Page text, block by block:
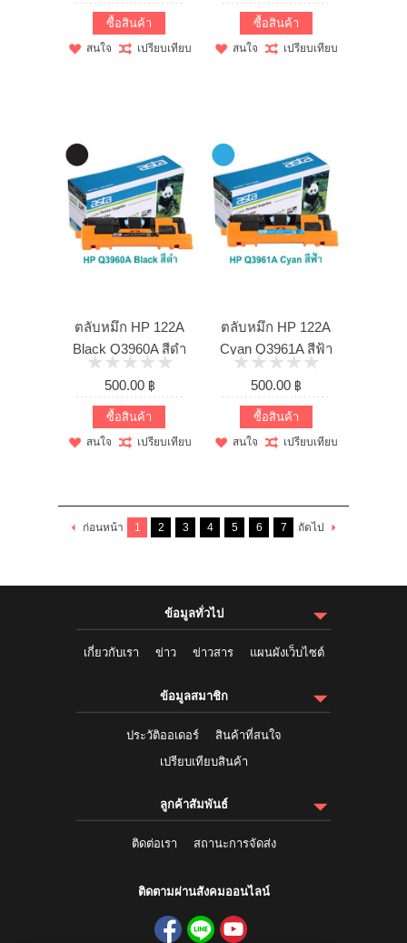
ซื้อสินค้า
สนใจ เปรียบเทียบ
ซื้อสินค้า
สนใจ เปรียบเทียบ
ตลับหมึก HP 122A
Black Q3960A สีดำ
(เทียบเท่า)
500.00 ฿
ซื้อสินค้า
สนใจ เปรียบเทียบ
ตลับหมึก HP 122A
Cyan Q3961A สีฟ้า
(เทียบเท่า)
500.00 ฿
ซื้อสินค้า
สนใจ เปรียบเทียบ
ก่อนหน้า 1 2 3 4 5 6 7 ถัดไป
ข้อมูลทั่วไป
เกี่ยวกับเรา ข่าว ข่าวสาร แผนผังเว็บไซต์
ข้อมูลสมาชิก
ประวัติออเดอร์
สินค้าที่สนใจ
เปรียบเทียบสินค้า
ลูกค้าสัมพันธ์
ติดต่อเรา สถานะการจัดส่ง
ติดตามผ่านสังคมออนไลน์